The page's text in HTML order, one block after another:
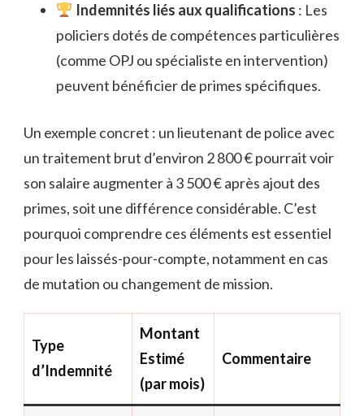
Indemnités liés aux qualifications : Les
policiers dotés de compétences particulières
(comme OPJ ou spécialiste en intervention)
peuvent bénéficier de primes spécifiques.
Un exemple concret : un lieutenant de police avec
un traitement brut d’environ 2 800 € pourrait voir
son salaire augmenter à 3 500 € après ajout des
primes, soit une différence considérable. C’est
pourquoi comprendre ces éléments est essentiel
pour les laissés-pour-compte, notamment en cas
de mutation ou changement de mission.
Type
d’Indemnité
Montant
Estimé
(par mois)
Commentaire